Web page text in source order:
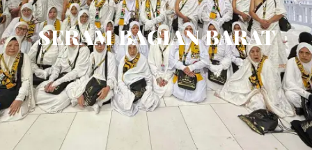
SERAM BAGIAN BARAT